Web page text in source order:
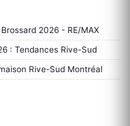
2026 - RE/MAX
: Tendances Rive-Sud
Rive-Sud Montréal